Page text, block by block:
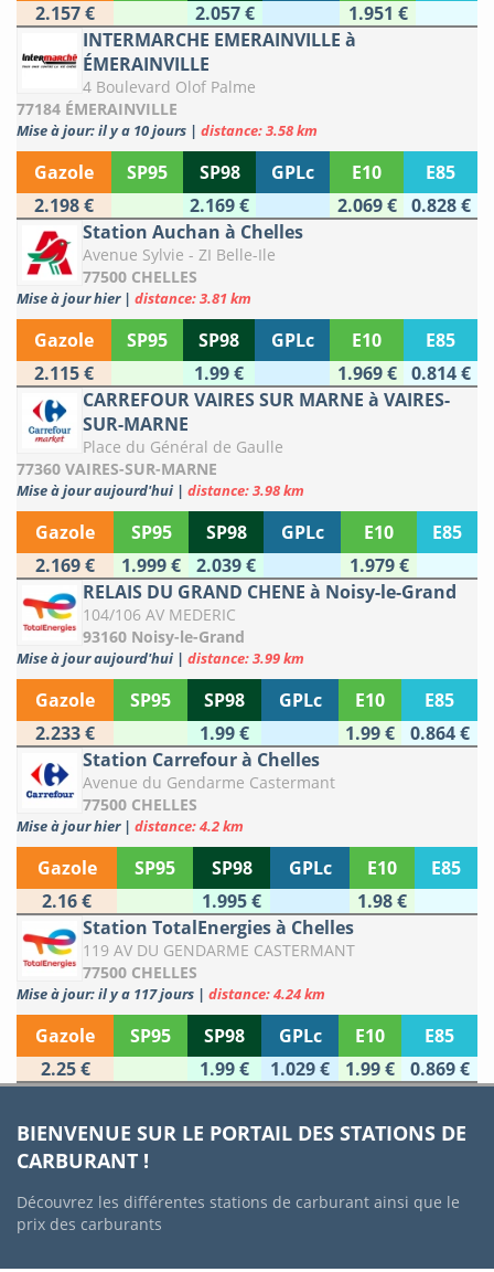
2.157 €
2.057 €
1.951 €
INTERMARCHE EMERAINVILLE à
ÉMERAINVILLE
4 Boulevard Olof Palme
77184 ÉMERAINVILLE
Mise à jour: il y a 10 jours | distance: 3.58 km
Gazole SP95 SP98 GPLc E10
E85
2.198 €
2.169 € 2.069 €
0.828 €
Station Auchan à Chelles
Avenue Sylvie - ZI Belle-Ile
77500 CHELLES
Mise à jour hier | distance: 3.81 km
Gazole SP95 SP98 GPLc E10
E85
2.115 €
1.99 € 1.969 €
0.814 €
CARREFOUR VAIRES SUR MARNE à VAIRES-
SUR-MARNE
Place du Général de Gaulle
77360 VAIRES-SUR-MARNE
Mise à jour aujourd'hui | distance: 3.98 km
Gazole SP95 SP98 GPLc E10
E85
2.169 €
1.999 € 2.039 €
1.979 €
RELAIS DU GRAND CHENE à Noisy-le-Grand
104/106 AV MEDERIC
93160 Noisy-le-Grand
Mise à jour aujourd'hui | distance: 3.99 km
Gazole SP95 SP98 GPLc E10
E85
2.233 €
1.99 € 1.99 €
0.864 €
Station Carrefour à Chelles
Avenue du Gendarme Castermant
77500 CHELLES
Mise à jour hier | distance: 4.2 km
Gazole SP95 SP98 GPLc E10
E85
2.16 €
1.995 €
1.98 €
Station TotalEnergies à Chelles
119 AV DU GENDARME CASTERMANT
77500 CHELLES
Mise à jour: il y a 117 jours | distance: 4.24 km
Gazole SP95 SP98 GPLc E10
E85
2.25 €
1.99 € 1.029 € 1.99 € 0.869 €
BIENVENUE SUR LE PORTAIL DES STATIONS DE
CARBURANT !
Découvrez les différentes stations de carburant ainsi que le
prix des carburants